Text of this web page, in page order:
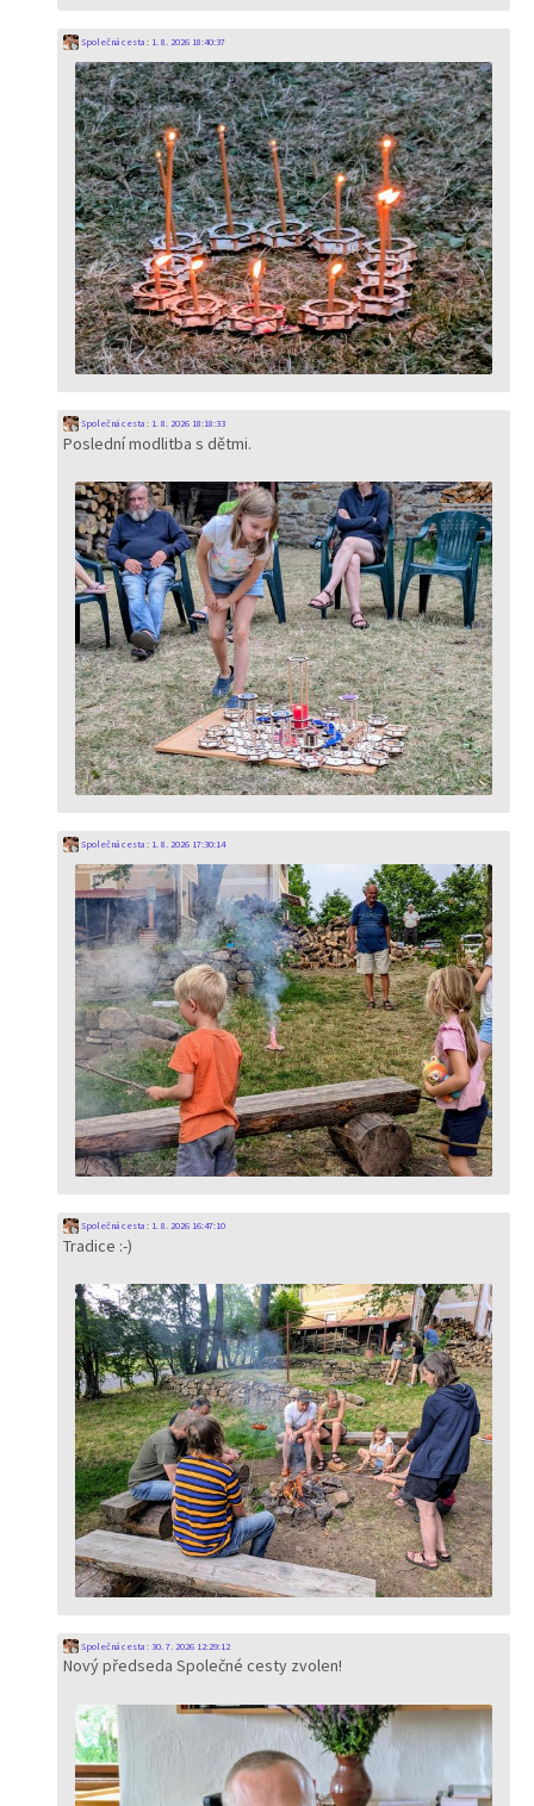
Společná cesta: 1. 8. 2026 18:40:37
Společná cesta: 1. 8. 2026 18:18:33
Poslední modlitba s dětmi.
Společná cesta: 1. 8. 2026 17:30:14
Společná cesta: 1. 8. 2026 16:47:10
Tradice :-)
Společná cesta: 30. 7. 2026 12:29:12
Nový předseda Společné cesty zvolen!